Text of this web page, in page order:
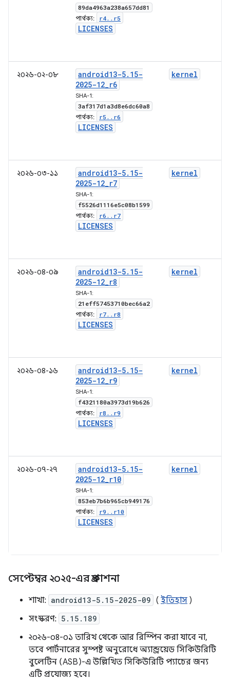
89da4963a238a657dd81
পার্থক্য: r4. . r5
LICENSES
২০২৬-০২-০৮ android13-5. 15-
2025-12_r6
SHA-1:
3af317d1a3d8e6dc60a8
পার্থক্য: r5 . . r6
LICENSES
kernel
২০২৬-০৩-১১ android13-5. 15-
2025-12_r7
SHA-1:
f5526d1116e5c08b1599
পার্থক্য: r6 . . r7
LICENSES
kernel
২০২৬-০৪-০৯ android13-5. 15-
2025-12_r8
SHA-1:
21eff57453710bec66a2
পার্থক্য: r7. . r8
LICENSES
kernel
২০২৬-০৪-১৬ android13-5. 15-
2025-12_r9
SHA-1:
f4321180a3973d19b626
পার্থক্য: r8 . . r9
LICENSES
kernel
২০২৬-০৭-২৭ android13-5. 15-
2025-12_r10
SHA-1:
853eb7b6b965cb949176
পার্থক্য: r9 . . r10
LICENSES
kernel
সেপ্টেম্বর ২০২৫-এর প্রকাশনা
শাখা: android13-5.15-2025-09 ( ইতিহাস )
সংস্করণ: 5.15.189
২০২৬-০৪-০১ তারিখ থেকে আর রিস্পিন করা যাবে না,
তবে পার্টনারের সুস্পষ্ট অনুরোধে অ্যান্ড্রয়েড সিকিউরিটি
বুলেটিন (ASB)-এ উল্লিখিত সিকিউরিটি প্যাচের জন্য
এটি প্রযোজ্য হবে।